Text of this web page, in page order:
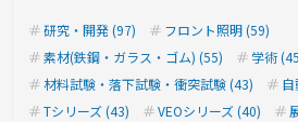
研究・開発 (97)
フロント照明 (59)
素材(鉄鋼・ガラス・ゴム) (55)
学術
材料試験・落下試験・衝突試験 (43)
Tシリーズ (43)
VEOシリーズ (40)